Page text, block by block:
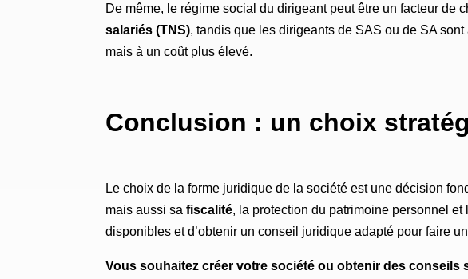
De même, le régime social du dirigeant peut être un facteur de
salariés (TNS), tandis que les dirigeants de SAS ou de SA
mais à un coût plus élevé.
Conclusion : un choix
Le choix de la forme juridique de la société est une décision
mais aussi sa fiscalité, la protection du patrimoine personnel
disponibles et d’obtenir un conseil juridique adapté pour faire
Vous souhaitez créer votre société ou obtenir des conseils